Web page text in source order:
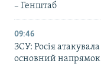
– Генштаб
09:46
ЗСУ: Росія
основний